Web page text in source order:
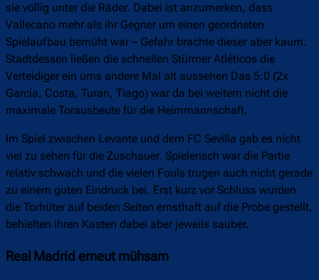
sie völlig unter die Räder. Dabei ist anzumerken, dass
Vallecano mehr als ihr Gegner um einen geordneten
Spielaufbau bemüht war – Gefahr brachte dieser aber kaum.
Stadtdessen ließen die schnellen Stürmer Atléticos die
Verteidiger ein ums andere Mal alt aussehen Das 5:0 (2x
García, Costa, Turan, Tiago) war da bei weitem nicht die
maximale Torausbeute für die Heimmannschaft.
Im Spiel zwischen Levante und dem FC Sevilla gab es nicht
viel zu sehen für die Zuschauer. Spielerisch war die Partie
relativ schwach und die vielen Fouls trugen auch nicht gerade
zu einem guten Eindruck bei. Erst kurz vor Schluss wurden
die Torhüter auf beiden Seiten ernsthaft auf die Probe gestellt,
behielten ihren Kasten dabei aber jeweils sauber.
Real Madrid erneut mühsam